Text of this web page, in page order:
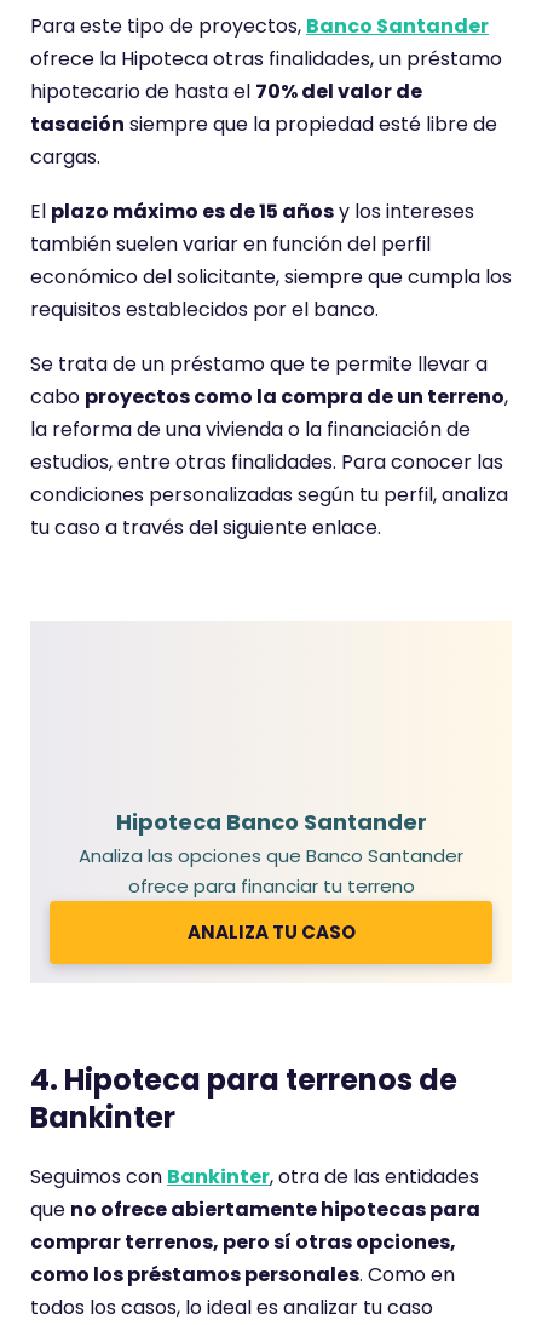
Para este tipo de proyectos, Banco Santander
ofrece la Hipoteca otras finalidades, un préstamo
hipotecario de hasta el 70% del valor de
tasación siempre que la propiedad esté libre de
cargas.
El plazo máximo es de 15 añosy los intereses
también suelen variar en función del perfil
económico del solicitante, siempre que cumpla los
requisitos establecidos por el banco.
Se trata de un préstamo que te permite llevar a
cabo proyectos como la compra de un terreno,
la reforma de una vivienda o la financiación de
estudios, entre otras finalidades. Para conocer las
condiciones personalizadas según tu perfil, analiza
tu caso a través del siguiente enlace.
Hipoteca Banco Santander
Analiza las opciones que Banco Santander
ofrece para financiar tu terreno
ANALIZA TU CASO
4. Hipoteca para terrenos de
Bankinter
Seguimos con Bankinter, otra de las entidades
que no ofrece abiertamente hipotecas para
comprar terrenos, pero sí otras opciones,
como los préstamos personales. Como en
todos los casos, lo ideal es analizar tu caso